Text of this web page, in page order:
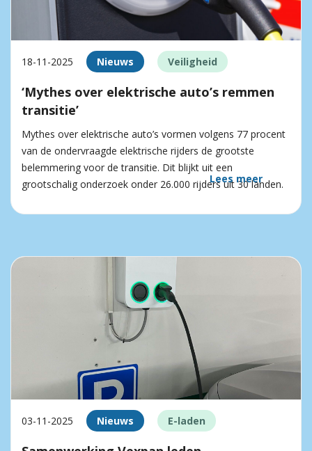
18-11-2025 Nieuws Veiligheid
‘Mythes over elektrische auto’s remmen
transitie’
Mythes over elektrische auto’s vormen volgens 77 procent
van de ondervraagde elektrische rijders de grootste
belemmering voor de transitie. Dit blijkt uit een
grootschalig onderzoek onder 26.000 rijders uit 30 landen.
Lees meer
03-11-2025 Nieuws E-laden